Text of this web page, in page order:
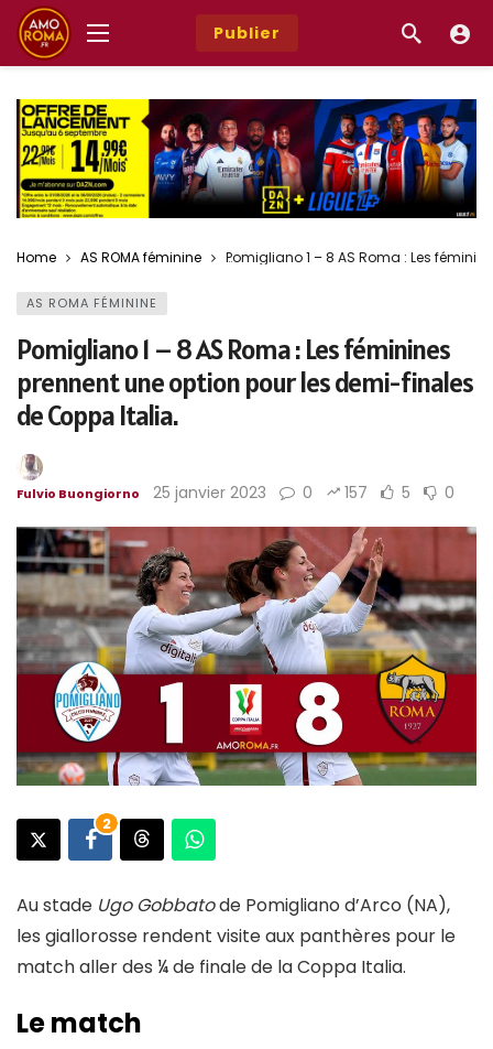
Publier
Home AS ROMA féminine Pomigliano 1 – 8 AS Roma : Les
AS ROMA FÉMININE
Pomigliano 1 – 8 AS Roma : Les féminines
prennent une option pour les demi-finales
de Coppa Italia.
Fulvio Buongiorno 25 janvier 2023 0 157 5 0
2
Au stade Ugo Gobbatode Pomigliano d’Arco (NA),
les giallorosse rendent visite aux panthères pour le
match aller des ¼ de finale de la Coppa Italia.
Le match